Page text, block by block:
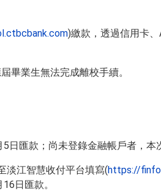
)繳款，透過信用卡
畢業生無法完成離校手續。
匯款；尚未登錄金融帳戶者，本
淡江智慧收付平台填寫(https://
日匯款。